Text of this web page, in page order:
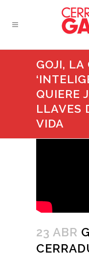
GOJI, LA
QUIERE
LLAVES
VIDA
23 ABR